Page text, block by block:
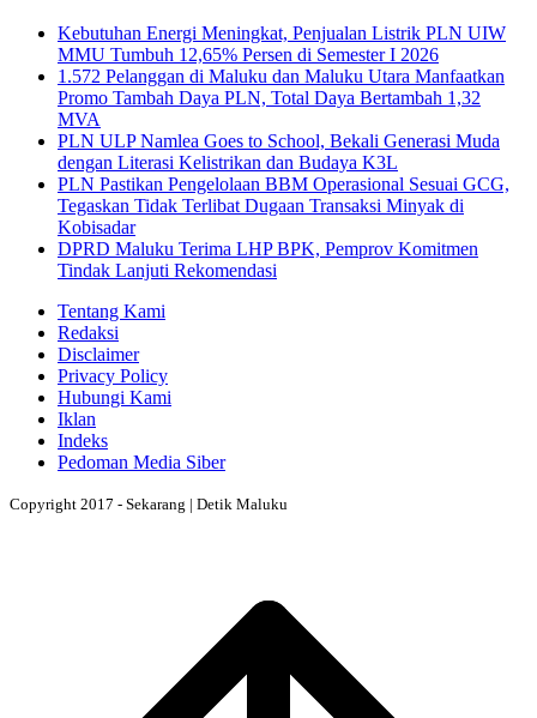
Kebutuhan Energi Meningkat, Penjualan Listrik PLN UIW
MMU Tumbuh 12,65% Persen di Semester I 2026
1.572 Pelanggan di Maluku dan Maluku Utara Manfaatkan
Promo Tambah Daya PLN, Total Daya Bertambah 1,32
MVA
PLN ULP Namlea Goes to School, Bekali Generasi Muda
dengan Literasi Kelistrikan dan Budaya K3L
PLN Pastikan Pengelolaan BBM Operasional Sesuai GCG,
Tegaskan Tidak Terlibat Dugaan Transaksi Minyak di
Kobisadar
DPRD Maluku Terima LHP BPK, Pemprov Komitmen
Tindak Lanjuti Rekomendasi
Tentang Kami
Redaksi
Disclaimer
Privacy Policy
Hubungi Kami
Iklan
Indeks
Pedoman Media Siber
Copyright 2017 - Sekarang | Detik Maluku